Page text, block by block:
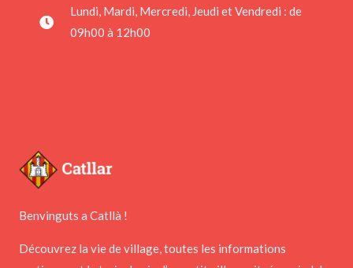
Benvinguts a Catllà !
Découvrez la vie de village, toutes les informations
Lundi, Mardi, Mercredi, Jeudi et Vendredi : de
09h00 à 12h00